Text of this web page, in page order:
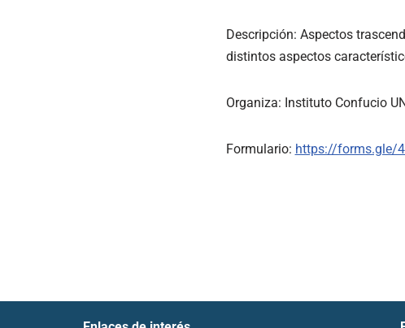
Descripción: Aspectos
distintos aspectos
Organiza: Instituto Confucio
Formulario: https://forms.gle/